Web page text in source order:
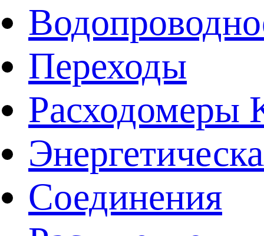
Переходы
Расходомеры
Соединения